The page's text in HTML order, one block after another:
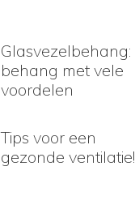
Glasvezelbehang:
behang met vele
voordelen
Tips voor een
gezonde ventilatie!